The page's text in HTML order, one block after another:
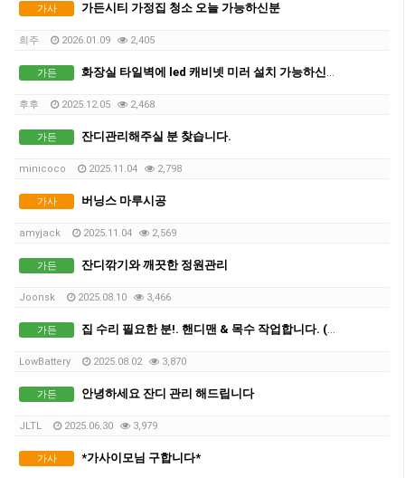
가사 가든시티 가정집 청소 오늘 가능하신분
희주 2026.01.09 2,405
가든 화장실 타일벽에 led 캐비넷 미러 설치 가능하신분?
후후 2025.12.05 2,468
가든 잔디관리해주실 분 찾습니다.
minicoco 2025.11.04 2,798
가사 버닝스 마루시공
amyjack 2025.11.04 2,569
가든 잔디깎기와 깨끗한 정원관리
Joonsk 2025.08.10 3,466
가든 집 수리 필요한 분!. 핸디맨 & 목수 작업합니다. (견적 무료)
LowBattery 2025.08.02 3,870
가든 안녕하세요 잔디 관리 해드립니다
JLTL 2025.06.30 3,979
가사 *가사이모님 구합니다*